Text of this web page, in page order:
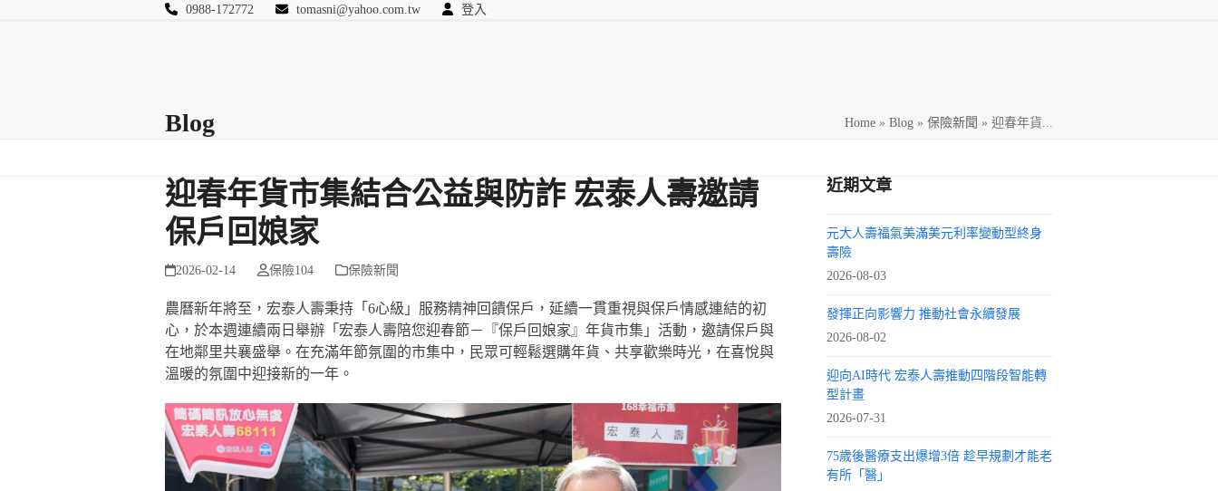
0988-172772 tomasni@yahoo.com.tw 登入
Blog Home » Blog » 保險新聞 » 迎春年貨...
迎春年貨市集結合公益與防詐 宏泰人壽邀請
保戶回娘家
2026-02-14 保險104 保險新聞
農曆新年將至，宏泰人壽秉持「6心級」服務精神回饋保戶，延續一貫重視與保戶情感連結的初
心，於本週連續兩日舉辦「宏泰人壽陪您迎春節－『保戶回娘家』年貨市集」活動，邀請保戶與
在地鄰里共襄盛舉。在充滿年節氛圍的市集中，民眾可輕鬆選購年貨、共享歡樂時光，在喜悅與
溫暖的氛圍中迎接新的一年。
近期文章
元大人壽福氣美滿美元利率變動型終身
壽險
2026-08-03
發揮正向影響力 推動社會永續發展
2026-08-02
迎向AI時代 宏泰人壽推動四階段智能轉
型計畫
2026-07-31
75歲後醫療支出爆增3倍 趁早規劃才能老
有所「醫」